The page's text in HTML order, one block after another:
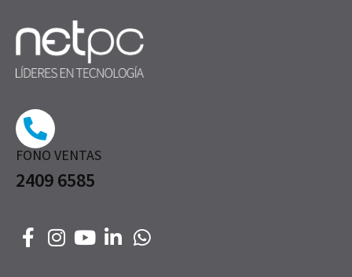
FONO VENTAS
2409 6585